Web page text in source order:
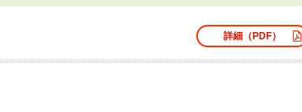
詳細（PDF）